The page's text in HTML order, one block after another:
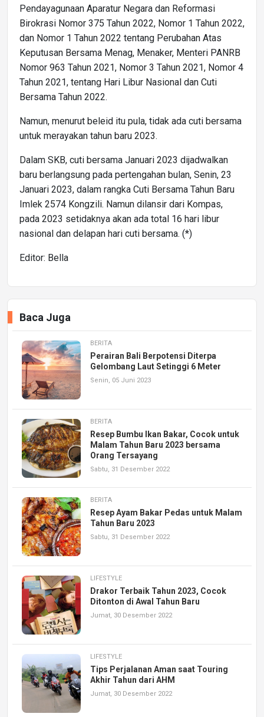
Pendayagunaan Aparatur Negara dan Reformasi
Birokrasi Nomor 375 Tahun 2022, Nomor 1 Tahun 2022,
dan Nomor 1 Tahun 2022 tentang Perubahan Atas
Keputusan Bersama Menag, Menaker, Menteri PANRB
Nomor 963 Tahun 2021, Nomor 3 Tahun 2021, Nomor 4
Tahun 2021, tentang Hari Libur Nasional dan Cuti
Bersama Tahun 2022.
Namun, menurut beleid itu pula, tidak ada cuti bersama
untuk merayakan tahun baru 2023.
Dalam SKB, cuti bersama Januari 2023 dijadwalkan
baru berlangsung pada pertengahan bulan, Senin, 23
Januari 2023, dalam rangka Cuti Bersama Tahun Baru
Imlek 2574 Kongzili. Namun dilansir dari Kompas,
pada 2023 setidaknya akan ada total 16 hari libur
nasional dan delapan hari cuti bersama. (*)
Editor: Bella
Baca Juga
BERITA
Perairan Bali Berpotensi Diterpa
Gelombang Laut Setinggi 6 Meter
Senin, 05 Juni 2023
BERITA
Resep Bumbu Ikan Bakar, Cocok untuk
Malam Tahun Baru 2023 bersama
Orang Tersayang
Sabtu, 31 Desember 2022
BERITA
Resep Ayam Bakar Pedas untuk Malam
Tahun Baru 2023
Sabtu, 31 Desember 2022
LIFESTYLE
Drakor Terbaik Tahun 2023, Cocok
Ditonton di Awal Tahun Baru
Jumat, 30 Desember 2022
LIFESTYLE
Tips Perjalanan Aman saat Touring
Akhir Tahun dari AHM
Jumat, 30 Desember 2022